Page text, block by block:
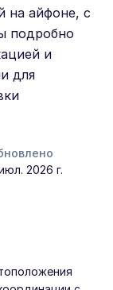
на айфоне, с
подробно
и
для
2026 г.